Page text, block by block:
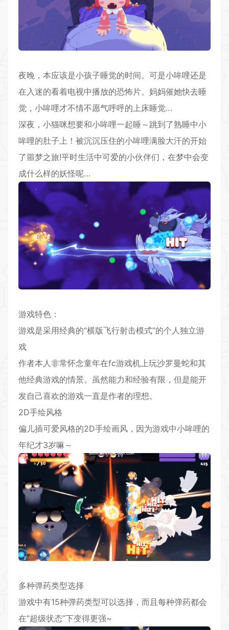
夜晚，本应该是小孩子睡觉的时间。可是小哞哩还是
在入迷的看着电视中播放的恐怖片。妈妈催她快去睡
觉，小哞哩才不情不愿气呼呼的上床睡觉…
深夜，小猫咪想要和小哞哩一起睡～跳到了熟睡中小
哞哩的肚子上！被沉沉压住的小哞哩满脸大汗的开始
了噩梦之旅!平时生活中可爱的小伙伴们，在梦中会变
成什么样的妖怪呢…
游戏特色：
游戏是采用经典的“横版飞行射击模式”的个人独立游
戏
作者本人非常怀念童年在fc游戏机上玩沙罗曼蛇和其
他经典游戏的情景。虽然能力和经验有限，但是能开
发自己喜欢的游戏一直是作者的理想。
2D手绘风格
偏儿插可爱风格的2D手绘画风，因为游戏中小哞哩的
年纪才3岁嘛～
多种弹药类型选择
游戏中有15种弹药类型可以选择，而且每种弹药都会
在“超级状态”下变得更强~